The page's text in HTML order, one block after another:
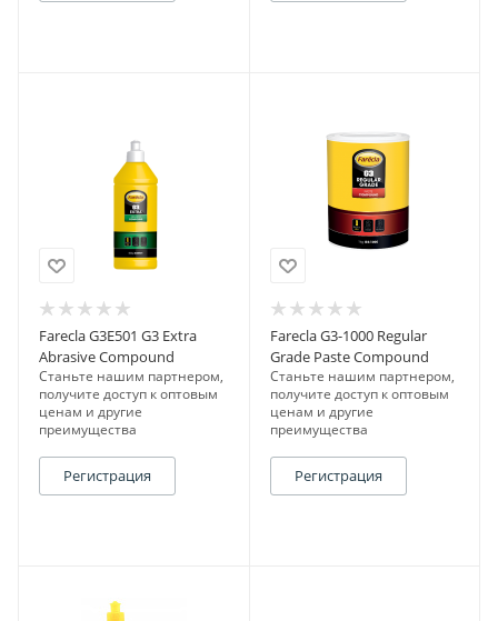
Farecla G3E501 G3 Extra
Abrasive Compound
Станьте нашим партнером,
получите доступ к оптовым
ценам и другие
преимущества
Регистрация
Farecla G3-1000 Regular
Grade Paste Compound
Станьте нашим партнером,
получите доступ к оптовым
ценам и другие
преимущества
Регистрация